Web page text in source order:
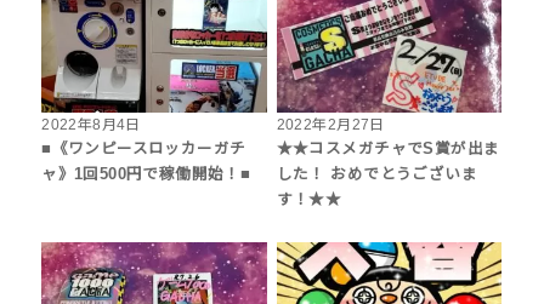
2022年8月4日
■《ワンピースロッカーガチ
ャ》1回500円で稼働開始！■
2022年2月27日
★★コスメガチャでS賞が出ま
した！ おめでとうございま
す！★★